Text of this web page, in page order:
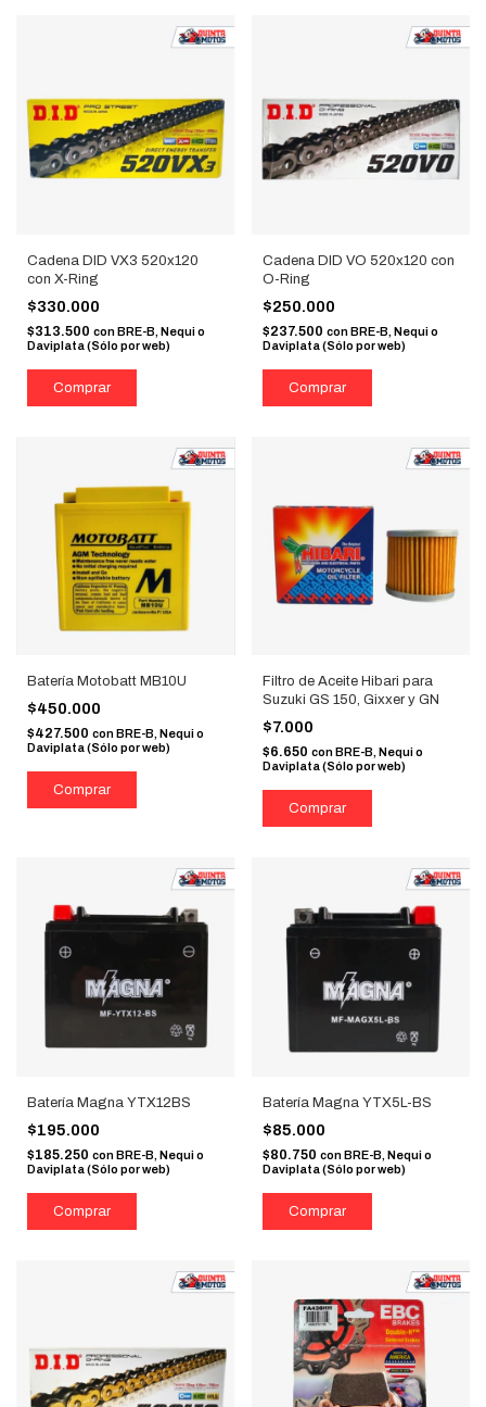
Cadena DID VX3 520x120
con X-Ring
$330.000
$313.500 conBRE-B, Nequi o
Daviplata (Sólo por web)
Cadena DID VO 520x120 con
O-Ring
$250.000
$237.500 con BRE-B, Nequi o
Daviplata (Sólo por web)
Batería Motobatt MB10U
$450.000
$427.500 con BRE-B, Nequi o
Daviplata (Sólo por web)
Filtro de Aceite Hibari para
Suzuki GS 150, Gixxer y GN
$7.000
$6.650 con BRE-B, Nequi o
Daviplata (Sólo por web)
Batería Magna YTX12BS
$195.000
$185.250 conBRE-B, Nequi o
Daviplata (Sólo por web)
Batería Magna YTX5L-BS
$85.000
$80.750 con BRE-B, Nequi o
Daviplata (Sólo por web)